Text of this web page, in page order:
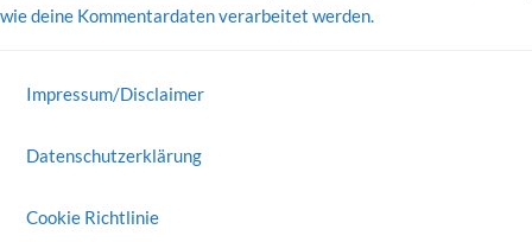
wie deine Kommentardaten verarbeitet werden.
Impressum/Disclaimer
Datenschutzerklärung
Cookie Richtlinie